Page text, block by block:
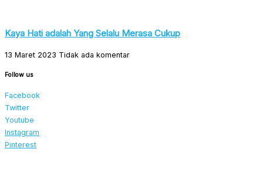
Kaya Hati adalah Yang Selalu Merasa Cukup
13 Maret 2023 Tidak ada komentar
Follow us
Facebook
Twitter
Youtube
Instagram
Pinterest